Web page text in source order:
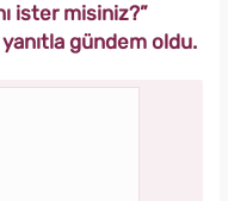
ister misiniz?”
gündem oldu.